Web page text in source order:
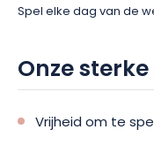
Spel elke dag van de
Onze
Vrijheid om te